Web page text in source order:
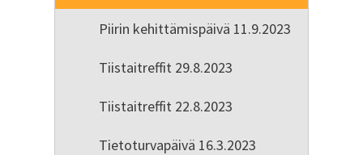
Piirin kehittämispäivä 11.9.2023
Tiistaitreffit 29.8.2023
Tiistaitreffit 22.8.2023
Tietoturvapäivä 16.3.2023